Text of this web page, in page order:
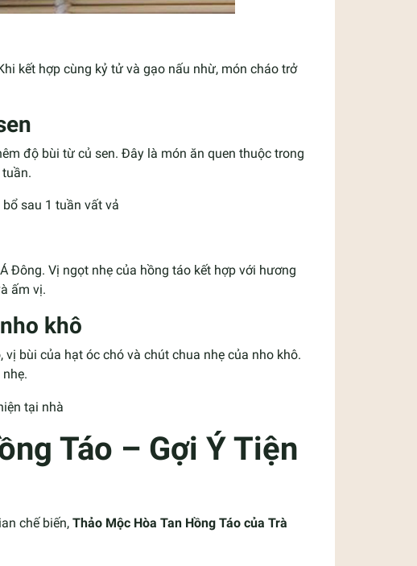
kết hợp cùng kỷ tử và gạo nấu nhừ, món cháo trở
độ bùi từ củ sen. Đây là món ăn quen thuộc trong
Đông. Vị ngọt nhẹ của hồng táo kết hợp với hương
ấm vị.
khô
bùi của hạt óc chó và chút chua nhẹ của nho khô.
Táo – Gợi Ý Tiện
chế biến, Thảo Mộc Hòa Tan Hồng Táo của Trà